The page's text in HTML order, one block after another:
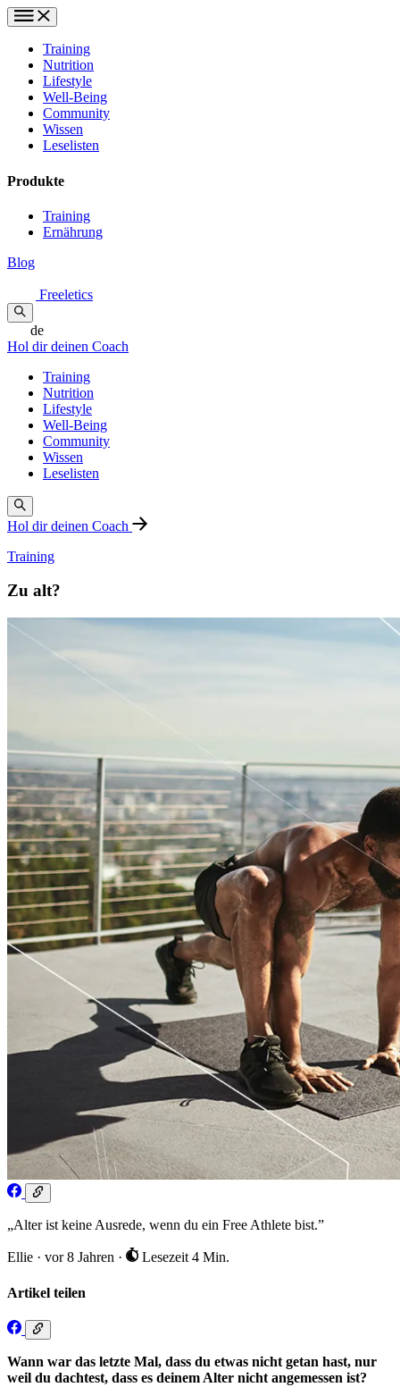
Training
Nutrition
Lifestyle
Well-Being
Community
Wissen
Leselisten
Produkte
Training
Ernährung
Blog
Freeletics
de
Hol dir deinen Coach
Training
Nutrition
Lifestyle
Well-Being
Community
Wissen
Leselisten
Hol dir deinen Coach
Training
Zu alt?
„Alter ist keine Ausrede, wenn du ein Free Athlete bist.”
Ellie · vor 8 Jahren · Lesezeit 4 Min.
Artikel teilen
Wann war das letzte Mal, dass du etwas nicht getan hast, nur
weil du dachtest, dass es deinem Alter nicht angemessen ist?